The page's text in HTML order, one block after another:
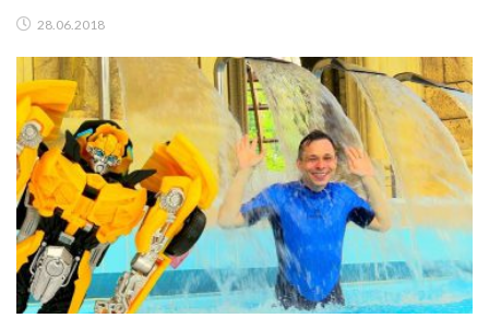
28.06.2018